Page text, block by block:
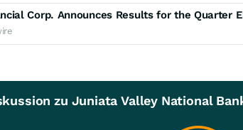
Corp. Announces Results for the Quarter
zu Juniata Valley National